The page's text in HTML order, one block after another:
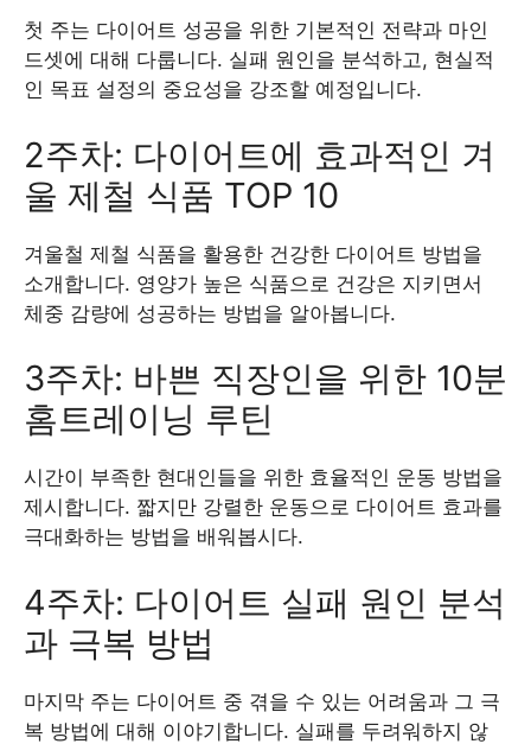
첫 주는 다이어트 성공을 위한 기본적인 전략과 마인
드셋에 대해 다룹니다. 실패 원인을 분석하고, 현실적
인 목표 설정의 중요성을 강조할 예정입니다.
2주차: 다이어트에 효과적인 겨
울 제철 식품 TOP 10
겨울철 제철 식품을 활용한 건강한 다이어트 방법을
소개합니다. 영양가 높은 식품으로 건강은 지키면서
체중 감량에 성공하는 방법을 알아봅니다.
3주차: 바쁜 직장인을 위한 10분
홈트레이닝 루틴
시간이 부족한 현대인들을 위한 효율적인 운동 방법을
제시합니다. 짧지만 강렬한 운동으로 다이어트 효과를
극대화하는 방법을 배워봅시다.
4주차: 다이어트 실패 원인 분석
과 극복 방법
마지막 주는 다이어트 중 겪을 수 있는 어려움과 그 극
복 방법에 대해 이야기합니다. 실패를 두려워하지 않